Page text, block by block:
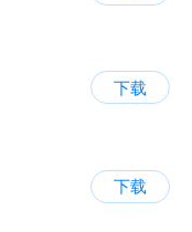
下载
下载